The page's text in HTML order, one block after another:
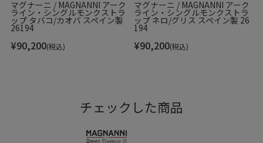
マグナーニ / MAGNANNI アーク
ライン・シングルモンクストラ
ップ タバコ/カオバ スペイン製
26194
¥90,200(税込)
マグナーニ / MAGNANNI アーク
ライン・シングルモンクストラ
ップ ネロ/グリス スペイン製 26
194
¥90,200(税込)
チェックした商品